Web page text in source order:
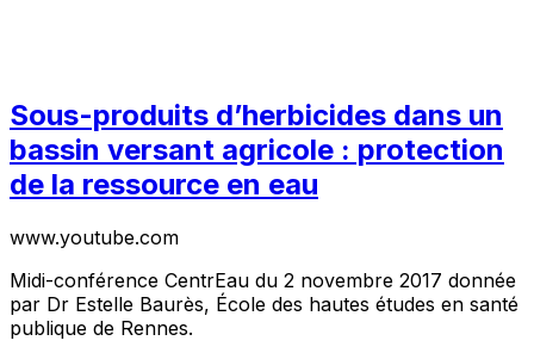
Sous-produits d’herbicides dans un
bassin versant agricole : protection
de la ressource en eau
www.youtube.com
Midi-conférence CentrEau du 2 novembre 2017 donnée
par Dr Estelle Baurès, École des hautes études en santé
publique de Rennes.